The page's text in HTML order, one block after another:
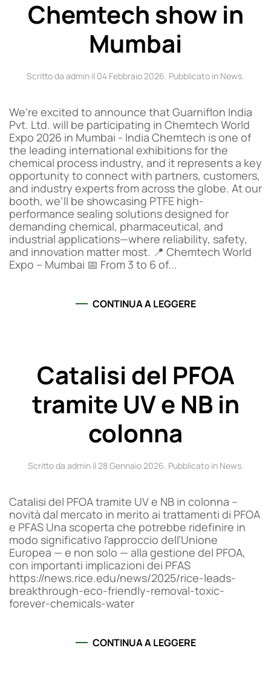
Chemtech show in
Mumbai
Scritto da admin il 04 Febbraio 2026. Pubblicato in News.
We’re excited to announce that Guarniflon India
Pvt. Ltd. will be participating in Chemtech World
Expo 2026 in Mumbai - India Chemtech is one of
the leading international exhibitions for the
chemical process industry, and it represents a key
opportunity to connect with partners, customers,
and industry experts from across the globe. At our
booth, we’ll be showcasing PTFE high-
performance sealing solutions designed for
demanding chemical, pharmaceutical, and
industrial applications—where reliability, safety,
and innovation matter most. 📍 Chemtech World
Expo – Mumbai 📅 From 3 to 6 of...
CONTINUA A LEGGERE
Catalisi del PFOA
tramite UV e NB in
colonna
Scritto da admin il 28 Gennaio 2026. Pubblicato in News.
Catalisi del PFOA tramite UV e NB in colonna –
novità dal mercato in merito ai trattamenti di PFOA
e PFAS Una scoperta che potrebbe ridefinire in
modo significativo l’approccio dell’Unione
Europea — e non solo — alla gestione del PFOA,
con importanti implicazioni dei PFAS
https://news.rice.edu/news/2025/rice-leads-
breakthrough-eco-friendly-removal-toxic-
forever-chemicals-water
CONTINUA A LEGGERE